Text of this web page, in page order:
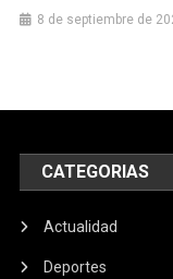
8 de septiembre de
CATEGORIAS
Actualidad
Deportes